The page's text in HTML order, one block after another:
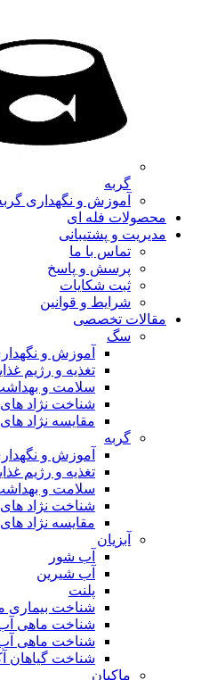
گربه
آموزش و نگهداری
محصولات فله ای
مدیریت و پشتیبانی
تماس با ما
پرسش و پاسخ
ثبت شکایات
شرایط و قوانین
مقالات تخصصی
سگ
آموزش و
تغذیه و رژیم
سلامت و
شناخت نژاد
مقایسه نژاد
گربه
آموزش و
تغذیه و رژیم
سلامت و
شناخت نژاد
مقایسه نژاد
آبزیان
آب شور
آب شیرین
پلنت
شناخت بیماری
شناخت ماهی
شناخت ماهی
شناخت گیاهان
ماکیان